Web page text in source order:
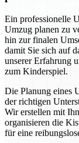
Ein professionelle
Umzug planen zu
hin zur finalen
damit Sie sich auf
unserer Erfahrung
zum Kinderspiel.
Die Planung eines
der richtigen
Wir erstellen mit
organisieren die
für eine